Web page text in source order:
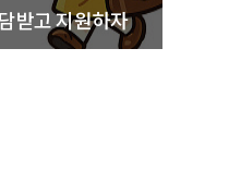
받고 지원하자